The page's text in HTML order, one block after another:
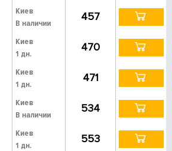
Киев
В наличии
457
Киев
1 дн.
470
Киев
1 дн.
471
Киев
В наличии
534
Киев
1 дн.
553